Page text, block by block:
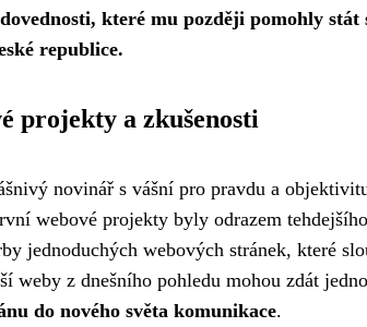
které mu později pomohly
republice.
projekty a zkušenosti
novinář s vášní pro pravdu a
webové projekty byly odrazem
jednoduchých webových stránek, které
weby z dnešního pohledu mohou zdát
do nového světa komunikace.